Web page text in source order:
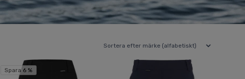
Spara 6 %